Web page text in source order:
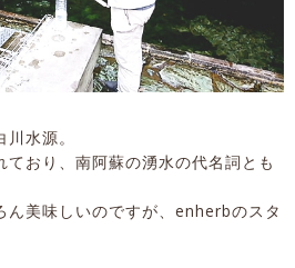
水源。
ており、南阿蘇の湧水の代名詞とも
ん美味しいのですが、enherbのスタ